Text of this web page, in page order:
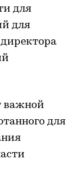
для
для
важной
для